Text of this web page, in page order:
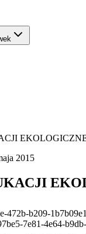
2015
472b-b209-
7e81-4e64-